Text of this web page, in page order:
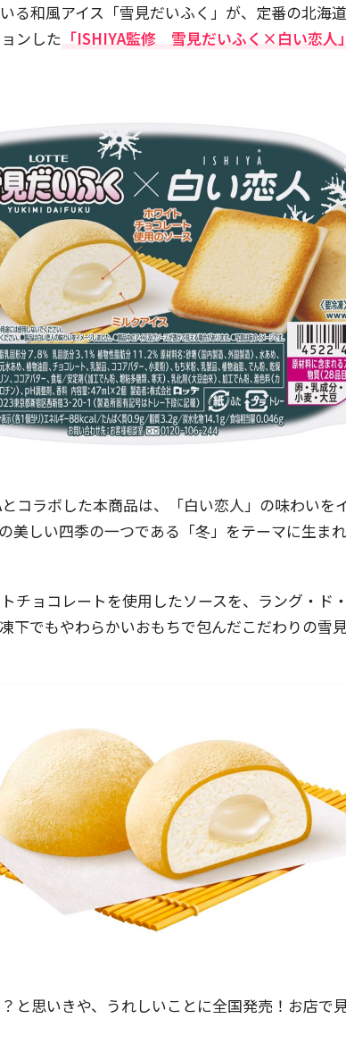
る和風アイス「雪見だいふく」が、定番の北海
ンした 「ISHIYA監修 雪見だいふく×白い恋人」
とコラボした本商品は、「白い恋人」の味わいを
美しい四季の一つである「冬」をテーマに生ま
トチョコレートを使用したソースを、ラング・ド
下でもやわらかいおもちで包んだこだわりの雪
と思いきや、うれしいことに全国発売！お店で